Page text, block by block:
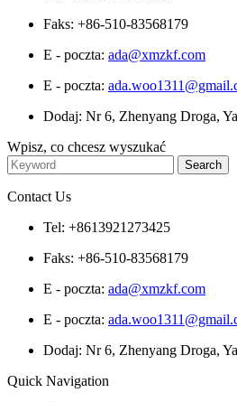
Faks: +86-510-83568179
E - poczta: ada@xmzkf.com
E - poczta:
Dodaj: Nr 6, Zhenyang Droga,
Wpisz, co chcesz wyszukać
Contact Us
Tel: +8613921273425
Faks: +86-510-83568179
E - poczta: ada@xmzkf.com
E - poczta:
Dodaj: Nr 6, Zhenyang Droga,
Quick Navigation